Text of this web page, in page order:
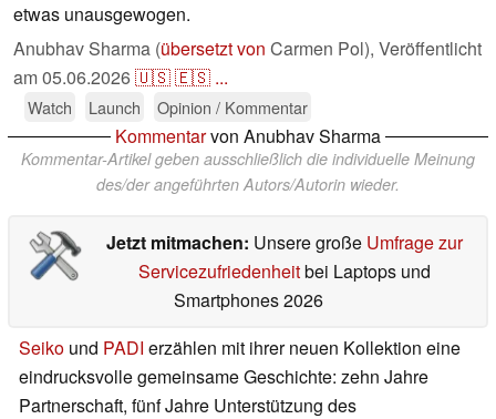
etwas unausgewogen.
Anubhav Sharma (übersetzt von Carmen Pol), Veröffentlicht
am05.06.2026🇺🇸🇪🇸 ...
Watch Launch Opinion / Kommentar
Kommentarvon Anubhav Sharma
Kommentar-Artikel geben ausschließlich die individuelle Meinung
des/der angeführten Autors/Autorin wieder.
Jetzt mitmachen: Unsere große Umfrage zur
Servicezufriedenheitbei Laptops und
Smartphones 2026
Seiko und PADI erzählen mit ihrer neuen Kollektion eine
eindrucksvolle gemeinsame Geschichte: zehn Jahre
Partnerschaft, fünf Jahre Unterstützung des